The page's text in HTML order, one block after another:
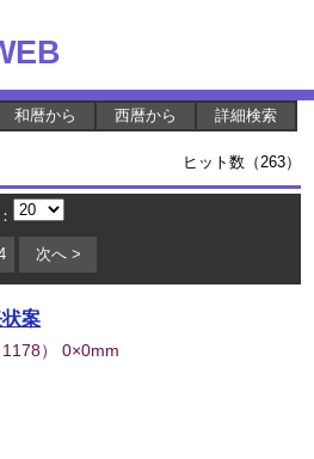
和暦から 西暦から 詳細検索
ヒット数（263）
次へ >
案
1178） 0×0mm